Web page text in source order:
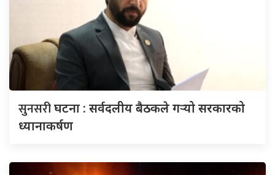
सुनसरीघटना : सर्वदलीय बैठकले गर्‍यो सरकारको
ध्यानाकर्षण